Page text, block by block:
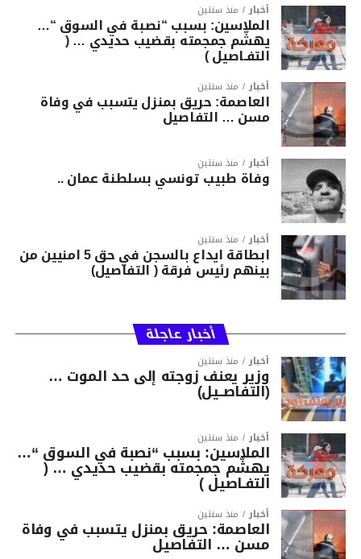
أخبار منذ سنتين
الملاسين: بسبب “نصبة في السوق “…
يهشّم جمجمته بقضيب حديدي … (
التفـاصيل )
أخبار منذ سنتين
العاصمة: حريق بمنزل يتسبب في وفاة
مسن … التفاصيل
أخبار منذ سنتين
وفاة طبيب تونسي بسلطنة عمان ..
أخبار منذ سنتين
ابطاقة ايداع بالسجن في حق 5 امنيين من
بينهم رئيس فرقة ( التفاصيل)
أخبار عاجلة
أخبار منذ سنتين
وزير يعنف زوجته إلى حد الموت …
(التفاصــيل)
أخبار منذ سنتين
الملاسين: بسبب “نصبة في السوق “…
يهشّم جمجمته بقضيب حديدي … (
التفـاصيل )
أخبار منذ سنتين
العاصمة: حريق بمنزل يتسبب في وفاة
مسن … التفاصيل